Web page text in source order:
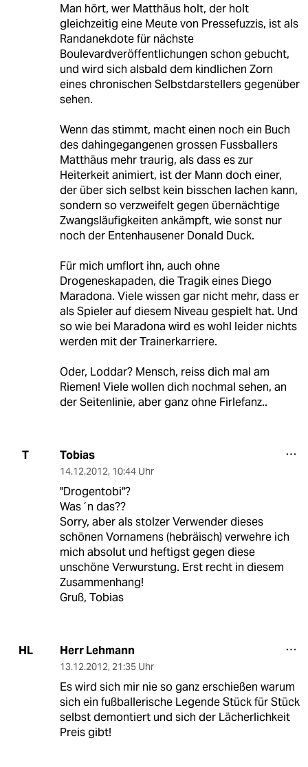
Man hört, wer Matthäus holt, der holt
gleichzeitig eine Meute von Pressefuzzis, ist als
Randanekdote für nächste
Boulevardveröffentlichungen schon gebucht,
und wird sich alsbald dem kindlichen Zorn
eines chronischen Selbstdarstellers gegenüber
sehen.
Wenn das stimmt, macht einen noch ein Buch
des dahingegangenen grossen Fussballers
Matthäus mehr traurig, als dass es zur
Heiterkeit animiert, ist der Mann doch einer,
der über sich selbst kein bisschen lachen kann,
sondern so verzweifelt gegen übernächtige
Zwangsläufigkeiten ankämpft, wie sonst nur
noch der Entenhausener Donald Duck.
Für mich umflort ihn, auch ohne
Drogeneskapaden, die Tragik eines Diego
Maradona. Viele wissen gar nicht mehr, dass er
als Spieler auf diesem Niveau gespielt hat. Und
so wie bei Maradona wird es wohl leider nichts
werden mit der Trainerkarriere.
Oder, Loddar? Mensch, reiss dich mal am
Riemen! Viele wollen dich nochmal sehen, an
der Seitenlinie, aber ganz ohne Firlefanz..
T Tobias
14.12.2012, 10:44 Uhr
"Drogentobi"?
Was´n das??
Sorry, aber als stolzer Verwender dieses
schönen Vornamens (hebräisch) verwehre ich
mich absolut und heftigst gegen diese
unschöne Verwurstung. Erst recht in diesem
Zusammenhang!
Gruß, Tobias
HL Herr Lehmann
13.12.2012, 21:35 Uhr
Es wird sich mir nie so ganz erschießen warum
sich ein fußballerische Legende Stück für Stück
selbst demontiert und sich der Lächerlichkeit
Preis gibt!